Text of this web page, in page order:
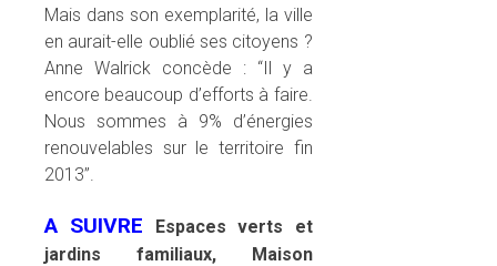
Mais dans son exemplarité, la ville
en aurait-elle oublié ses citoyens ?
Anne Walrick concède : “Il y a
encore beaucoup d’efforts à faire.
Nous sommes à 9% d’énergies
renouvelables sur le territoire fin
2013”.
A SUIVRE Espaces verts et
jardins familiaux, Maison